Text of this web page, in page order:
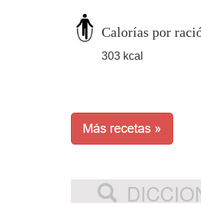
Calorías por
303 kcal